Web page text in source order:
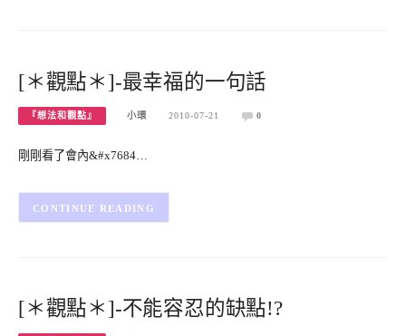
[＊觀點＊]-最幸福的一句話
『想法和觀點』 小環 2010-07-21 0
剛剛看了會內&#x7684…
CONTINUE READING
[＊觀點＊]-不能容忍的缺點!?